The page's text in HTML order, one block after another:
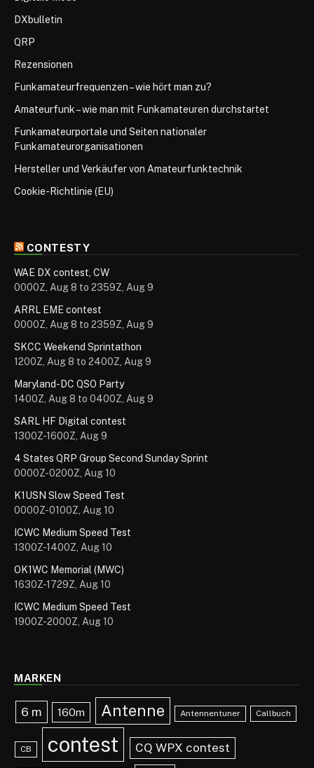
DXbulletin
QRP
Rezensionen
Funkamateurfrequenzen – wie hört man zu?
Amateurfunk – wie man mit Funkamateuren durchstartet
Funkamateurportale und Seiten nationaler
Funkamateurorganisationen
Hersteller und Verkäufer von Amateurfunktechnik
Cookie-Richtlinie (EU)
CONTESTY
WAE DX contest, CW
0000Z, Aug 8 to 2359Z, Aug 9
ARRL EME contest
0000Z, Aug 8 to 2359Z, Aug 9
SKCC Weekend Sprintathon
1200Z, Aug 8 to 2400Z, Aug 9
Maryland-DC QSO Party
1400Z, Aug 8 to 0400Z, Aug 9
SARL HF Digital contest
1300Z-1600Z, Aug 9
4 States QRP Group Second Sunday Sprint
0000Z-0200Z, Aug 10
K1USN Slow Speed Test
0000Z-0100Z, Aug 10
ICWC Medium Speed Test
1300Z-1400Z, Aug 10
OK1WC Memorial (MWC)
1630Z-1729Z, Aug 10
ICWC Medium Speed Test
1900Z-2000Z, Aug 10
MARKEN
6 m 160m Antenne Antennentuner Callbuch
CB contest CQ WPX contest